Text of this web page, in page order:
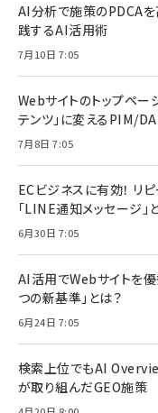
AI分析で施策のPDCA
践するAI活用術
7月10日 7:05
Webサイトのトップペ
テンツ」に変えるPIM/
7月8日 7:05
ECビジネスに有効！ リ
「LINE通知メッセージ」
6月30日 7:05
AI活用でWebサイトを
つの新基準」とは？
6月24日 7:05
検索上位でもAI
が取り組んだGEO施策